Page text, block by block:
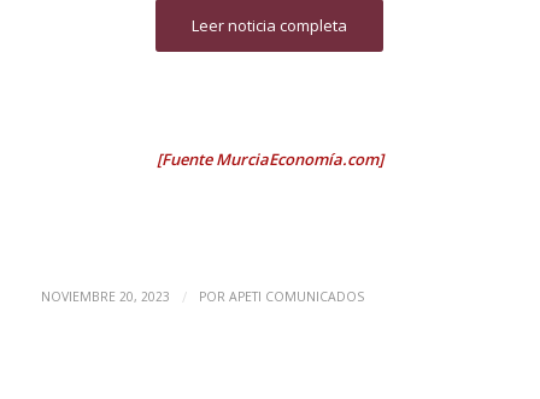
Leer noticia completa
[Fuente MurciaEconomía.com]
NOVIEMBRE 20, 2023 / POR APETI COMUNICADOS